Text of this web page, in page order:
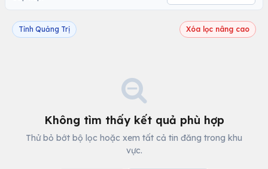
Tỉnh Quảng Trị Xóa lọc nâng cao
Không tìm thấy kết quả phù hợp
Thử bỏ bớt bộ lọc hoặc xem tất cả tin đăng trong khu
vực.